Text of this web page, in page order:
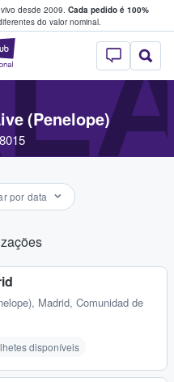
desde 2009. Cada pedido é 100%
do valor nominal.
StubHub – onde
bilhetes
(Penelope)
por data
, Madrid, Comunidad de
disponíveis